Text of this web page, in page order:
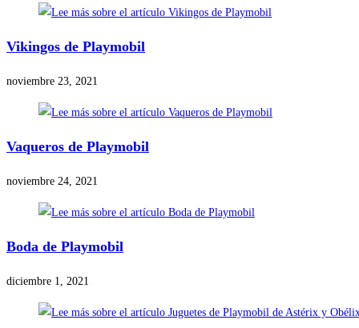
Vikingos de Playmobil
noviembre 23, 2021
Vaqueros de Playmobil
noviembre 24, 2021
Boda de Playmobil
diciembre 1, 2021